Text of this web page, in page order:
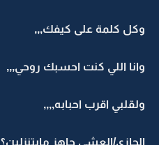
وكل كلمة على كيفك,,,
وانا اللي كنت احسبك روحي,,,
ولقلبي اقرب احبابه,,,,
الجازي/العشى جاهز مابتنزلين؟